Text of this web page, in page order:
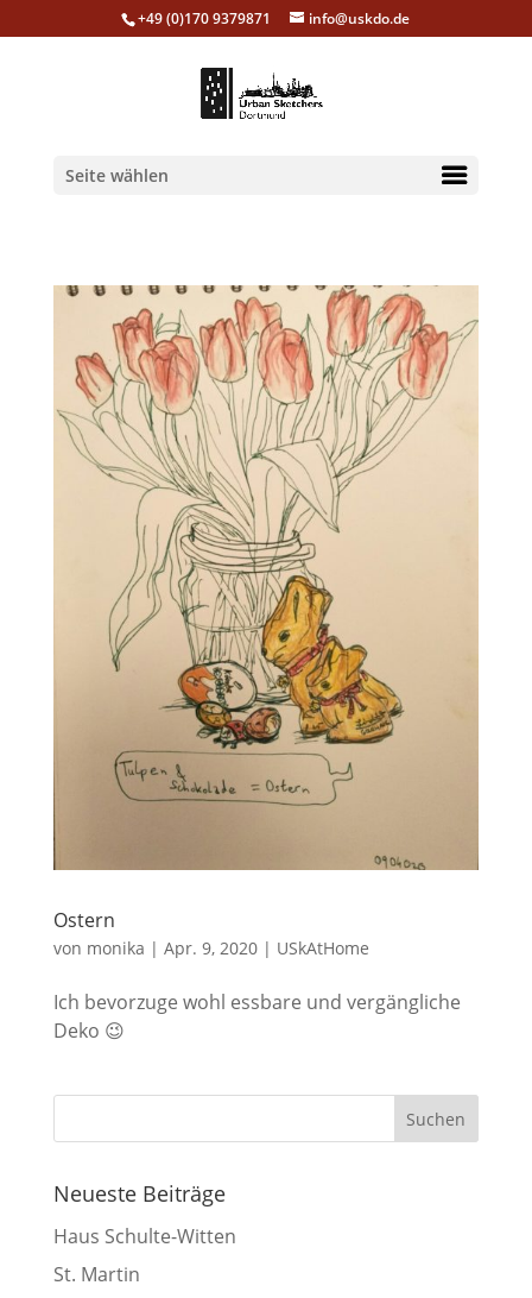
+49 (0)170 9379871 info@uskdo.de
Seite wählen
Ostern
von monika | Apr. 9, 2020| USkAtHome
Ich bevorzuge wohl essbare und vergängliche
Deko 😉
Neueste Beiträge
Haus Schulte-Witten
St. Martin